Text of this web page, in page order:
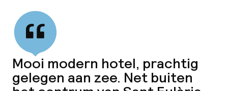
Mooi modern hotel, prachtig
gelegen aan zee. Net buiten